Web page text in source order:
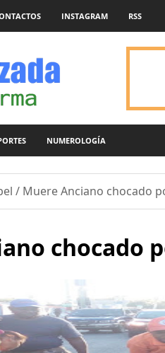
INSTAGRAM RSS
NUMEROLOGÍA
/ Muere Anciano chocado
chocado